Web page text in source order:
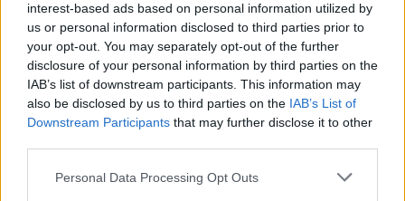
interest-based ads based on personal information utilized by
us or personal information disclosed to third parties prior to
your opt-out. You may separately opt-out of the further
disclosure of your personal information by third parties on the
IAB’s list of downstream participants. This information may
also be disclosed by us to third parties on the IAB’s List of
Downstream Participants that may further disclose it to other
Personal Data Processing Opt Outs
Žinios | Kriminalai
00:00:49
Paviešintas momentas, kai namo griuvėsiuose
gelbėtojai rado gyvą mergaitę
Žinios | Pasaulis
00:03:12
Alkoholiu apsvaigintą mergaitę pagimdžiusi moteris